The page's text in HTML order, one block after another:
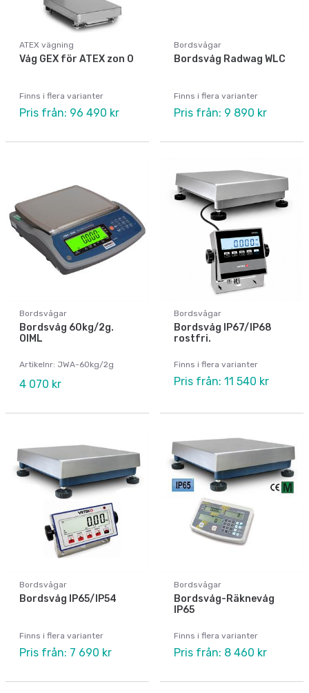
ATEX vägning
Våg GEX för ATEX zon 0
Finns i flera varianter
Pris från: 96 490 kr
Bordsvågar
Bordsvåg Radwag WLC
Finns i flera varianter
Pris från: 9 890 kr
Bordsvågar
Bordsvåg 60kg/2g.
OIML
Artikelnr: JWA-60kg/2g
4 070 kr
Bordsvågar
Bordsvåg IP67/IP68
rostfri.
Finns i flera varianter
Pris från: 11 540 kr
Bordsvågar
Bordsvåg IP65/IP54
Finns i flera varianter
Pris från: 7 690 kr
Bordsvågar
Bordsvåg-Räknevåg
IP65
Finns i flera varianter
Pris från: 8 460 kr